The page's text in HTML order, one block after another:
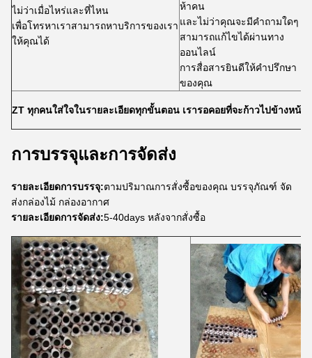
ไม่ว่าเมื่อไหร่และที่ไหน
เพื่อโทรหาเราสามารถหาบริการของเรา
ให้คุณได้
ห้าคน
และไม่ว่าคุณจะมีคำถามใดๆ
สามารถแก้ไขได้ผ่านทาง
ออนไลน์
การสื่อสารยินดีให้คำปรึกษา
ของคุณ
ZT ทุกคนใส่ใจในรายละเอียดทุกขั้นตอน เรารอคอยที่จะก้าวไปข้างหน้
การบรรจุและการจัดส่ง
รายละเอียดการบรรจุ:ตามปริมาณการสั่งซื้อของคุณ บรรจุภัณฑ์ จัด
ส่งกล่องไม้ กล่องอากาศ
รายละเอียดการจัดส่ง:5-40days หลังจากสั่งซื้อ